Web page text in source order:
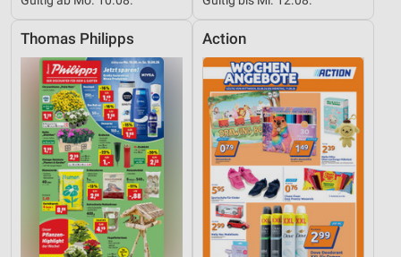
Thomas Philipps Action